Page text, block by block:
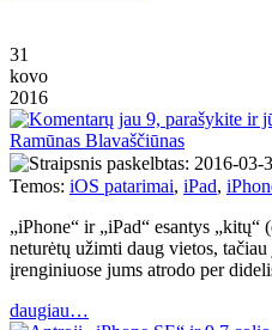
31
kovo
2016
Ramūnas Blavaščiūnas
Temos: iOS patarimai, iPad,
„iPhone“ ir „iPad“ esantys
neturėtų užimti daug vietos,
įrenginiuose jums atrodo per
daugiau…